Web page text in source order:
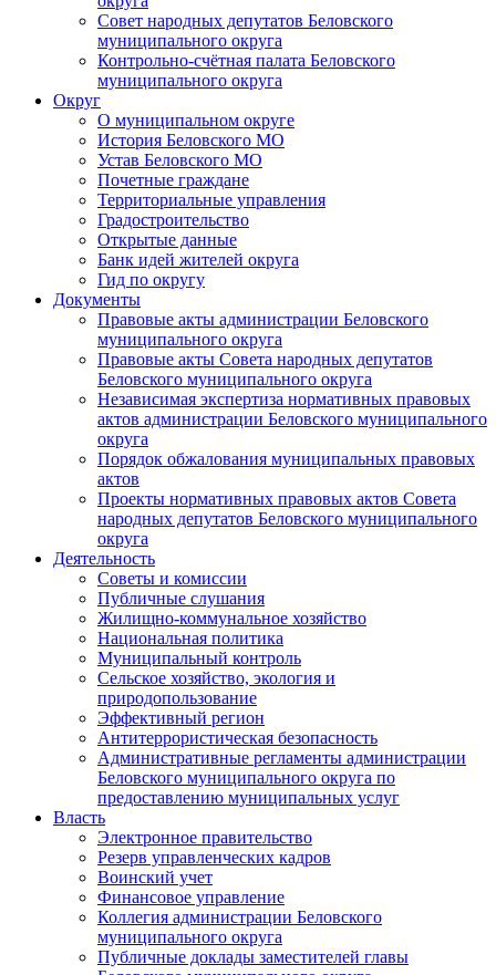
Совет народных депутатов Беловского
муниципального округа
Контрольно-счётная палата Беловского
муниципального округа
Округ
О муниципальном округе
История Беловского МО
Устав Беловского МО
Почетные граждане
Территориальные управления
Градостроительство
Открытые данные
Банк идей жителей округа
Гид по округу
Документы
Правовые акты администрации Беловского
муниципального округа
Правовые акты Совета народных депутатов
Беловского муниципального округа
Независимая экспертиза нормативных правовых
актов администрации Беловского муниципального
округа
Порядок обжалования муниципальных правовых
актов
Проекты нормативных правовых актов Совета
народных депутатов Беловского муниципального
округа
Деятельность
Советы и комиссии
Публичные слушания
Жилищно-коммунальное хозяйство
Национальная политика
Муниципальный контроль
Сельское хозяйство, экология и
природопользование
Эффективный регион
Антитеррористическая безопасность
Административные регламенты администрации
Беловского муниципального округа по
предоставлению муниципальных услуг
Власть
Электронное правительство
Резерв управленческих кадров
Воинский учет
Финансовое управление
Коллегия администрации Беловского
муниципального округа
Публичные доклады заместителей главы